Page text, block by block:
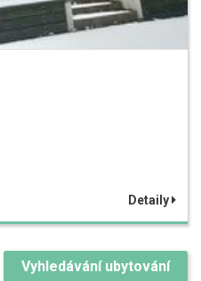
Detaily
Vyhledávání ubytování